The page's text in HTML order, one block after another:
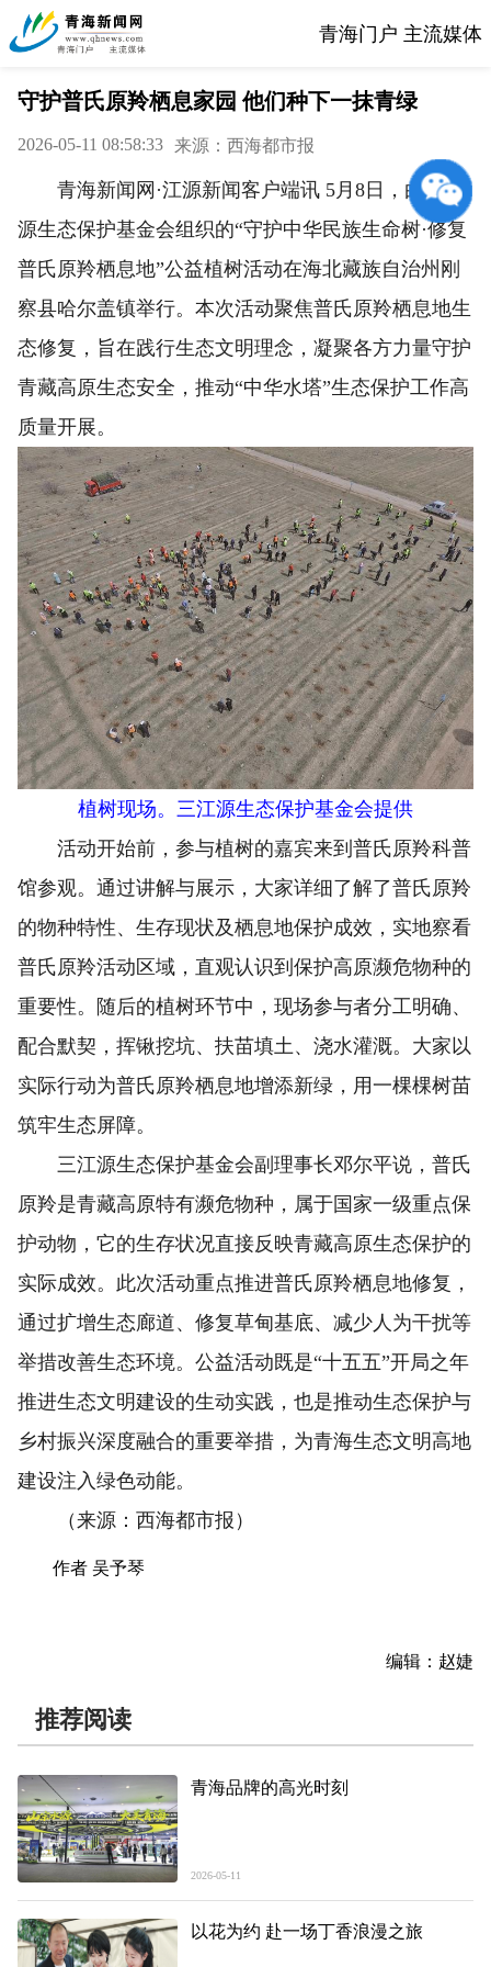
青海门户 主流媒体
守护普氏原羚栖息家园 他们种下一抹青绿
2026-05-11 08:58:33 来源：西海都市报
青海新闻网·江源新闻客户端讯 5月8日，由三江
源生态保护基金会组织的“守护中华民族生命树·修复
普氏原羚栖息地”公益植树活动在海北藏族自治州刚
察县哈尔盖镇举行。本次活动聚焦普氏原羚栖息地生
态修复，旨在践行生态文明理念，凝聚各方力量守护
青藏高原生态安全，推动“中华水塔”生态保护工作高
质量开展。
植树现场。三江源生态保护基金会提供
活动开始前，参与植树的嘉宾来到普氏原羚科普
馆参观。通过讲解与展示，大家详细了解了普氏原羚
的物种特性、生存现状及栖息地保护成效，实地察看
普氏原羚活动区域，直观认识到保护高原濒危物种的
重要性。随后的植树环节中，现场参与者分工明确、
配合默契，挥锹挖坑、扶苗填土、浇水灌溉。大家以
实际行动为普氏原羚栖息地增添新绿，用一棵棵树苗
筑牢生态屏障。
三江源生态保护基金会副理事长邓尔平说，普氏
原羚是青藏高原特有濒危物种，属于国家一级重点保
护动物，它的生存状况直接反映青藏高原生态保护的
实际成效。此次活动重点推进普氏原羚栖息地修复，
通过扩增生态廊道、修复草甸基底、减少人为干扰等
举措改善生态环境。公益活动既是“十五五”开局之年
推进生态文明建设的生动实践，也是推动生态保护与
乡村振兴深度融合的重要举措，为青海生态文明高地
建设注入绿色动能。
（来源：西海都市报）
作者 吴予琴
编辑：赵婕
推荐阅读
青海品牌的高光时刻
2026-05-11
以花为约 赴一场丁香浪漫之旅